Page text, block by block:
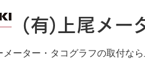
(有)上尾メー
ーター・タコグラフの取付な